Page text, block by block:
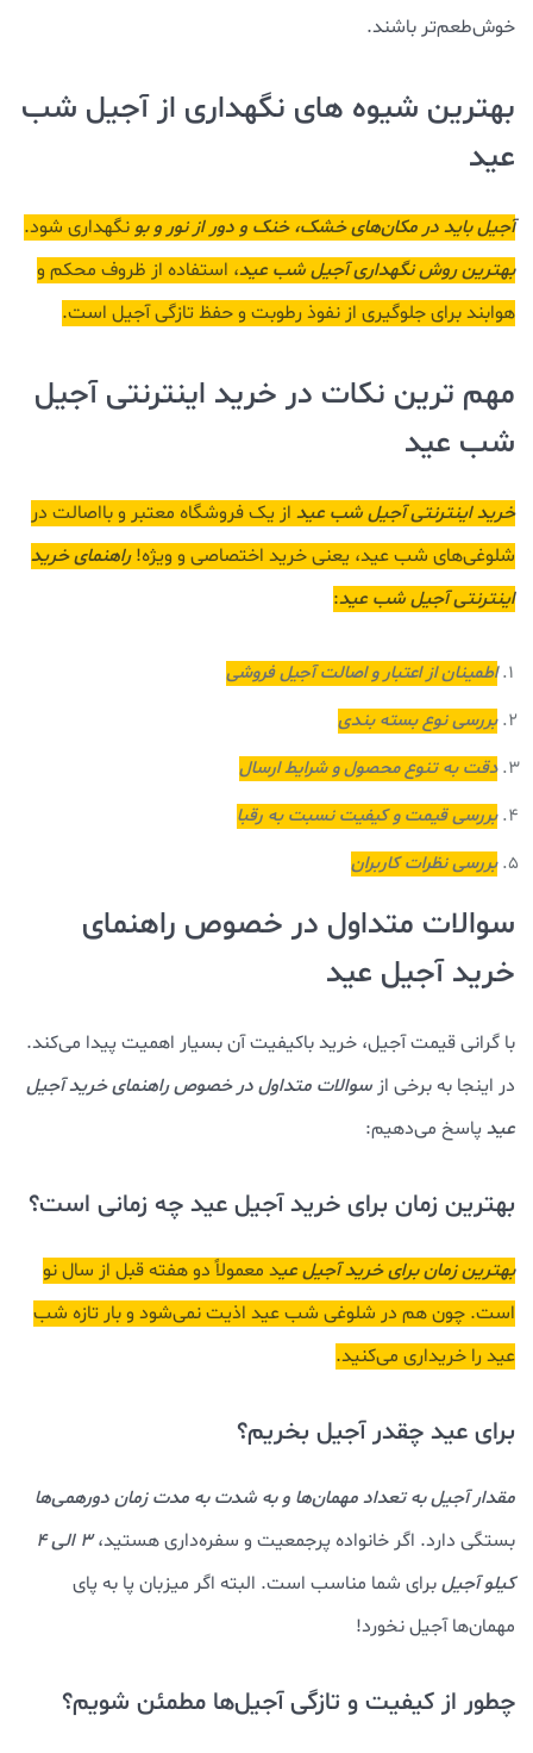
خوش‌طعم‌تر باشند.
بهترین شیوه‌ های نگهداری از آجیل شب
عید
آجیل باید در مکان‌های خشک، خنک و دور از نور و بو نگهداری شود.
بهترین روش نگهداری آجیل شب عید، استفاده از ظروف محکم و
هوابند برای جلوگیری از نفوذ رطوبت و حفظ تازگی آجیل است.
مهم‌ ترین نکات در خرید اینترنتی آجیل
شب عید
خرید اینترنتی آجیل شب عید از یک فروشگاه معتبر و بااصالت در
شلوغی‌های شب عید، یعنی خرید اختصاصی و ویژه!راهنمای خرید
اینترنتی آجیل شب عید:
اطمینان از اعتبار و اصالت آجیل فروشی
بررسی نوع بسته بندی
دقت به تنوع محصول و شرایط ارسال
بررسی قیمت و کیفیت نسبت به رقبا
بررسی نظرات کاربران
سوالات متداول در خصوص راهنمای
خرید آجیل عید
با گرانی قیمت آجیل، خرید باکیفیت آن بسیار اهمیت پیدا می‌کند.
در اینجا به برخی از سوالات متداول در خصوص راهنمای خرید آجیل
عید پاسخ می‌دهیم:
بهترین زمان برای خرید آجیل عید چه زمانی است؟
بهترین زمان برای خرید آجیل عید معمولاً دو هفته قبل از سال نو
است. چون هم در شلوغی شب عید اذیت نمی‌شود و بار تازه شب
عید را خریداری می‌کنید.
برای عید چقدر آجیل بخریم؟
مقدار آجیل به تعداد مهمان‌ها و به شدت به مدت زمان دورهمی‌ها
بستگی دارد. اگر خانواده پرجمعیت و سفره‌داری هستید،
3 الی 4
کیلو آجیلبرای شما مناسب است. البته اگر میزبان پا به پای
مهمان‌ها آجیل نخورد!
چطور از کیفیت و تازگی آجیل‌ها مطمئن شویم؟